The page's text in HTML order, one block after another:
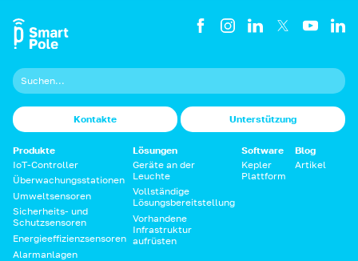
Kontakte Unterstützung
Produkte
IoT-Controller
Überwachungsstationen
Umweltsensoren
Sicherheits- und
Schutzsensoren
Energieeffizienzsensoren
Alarmanlagen
Lösungen
Geräte an der
Leuchte
Vollständige
Lösungsbereitstellung
Vorhandene
Infrastruktur
aufrüsten
Software
Kepler
Plattform
Blog
Artikel